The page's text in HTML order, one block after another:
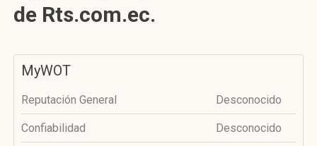
de Rts.com.ec.
MyWOT
Reputación General Desconocido
Confiabilidad Desconocido